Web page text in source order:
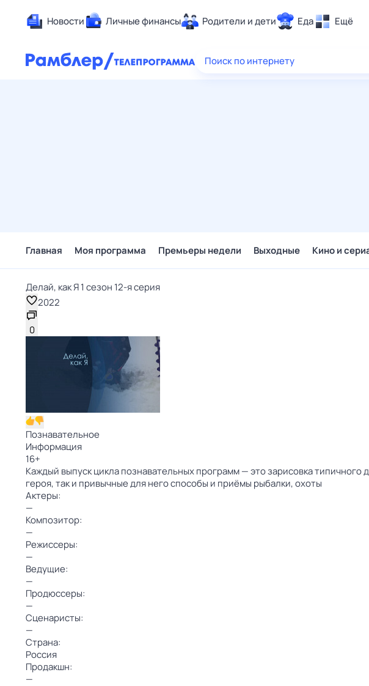
Новости Личные финансы Родители и дети Еда Ещё
Здоровье
Поиск по интернету
Главная Моя программа Премьеры недели Выходные Кино и
Делай, как Я 1 сезон 12-я серия
2022
0
Познавательное
Информация
16+
Каждый выпуск цикла познавательных программ — это зарисовка
героя, так и привычные для него способы и приёмы рыбалки, охоты
Актеры:
—
Композитор:
—
Режиссеры:
—
Ведущие:
—
Продюссеры:
—
Сценаристы:
—
Страна:
Россия
Продакшн:
—